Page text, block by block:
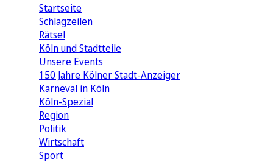
Startseite
Schlagzeilen
Rätsel
Köln und Stadtteile
Unsere Events
150 Jahre Kölner Stadt-Anzeiger
Karneval in Köln
Köln-Spezial
Region
Politik
Wirtschaft
Sport